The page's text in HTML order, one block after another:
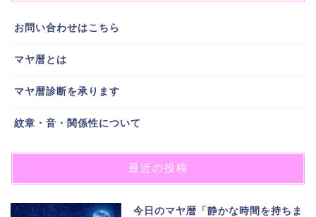
お問い合わせはこちら
マヤ暦とは
マヤ暦診断を承ります
紋章・音・関係性について
最近の投稿
今日のマヤ暦「静かな時間を持ちま